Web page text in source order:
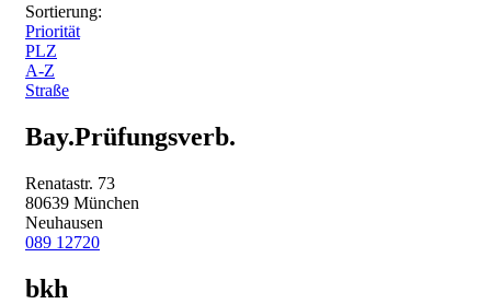
Sortierung:
Priorität
PLZ
A-Z
Straße
Bay.Prüfungsverb.
Renatastr. 73
80639 München
Neuhausen
089 12720
bkh